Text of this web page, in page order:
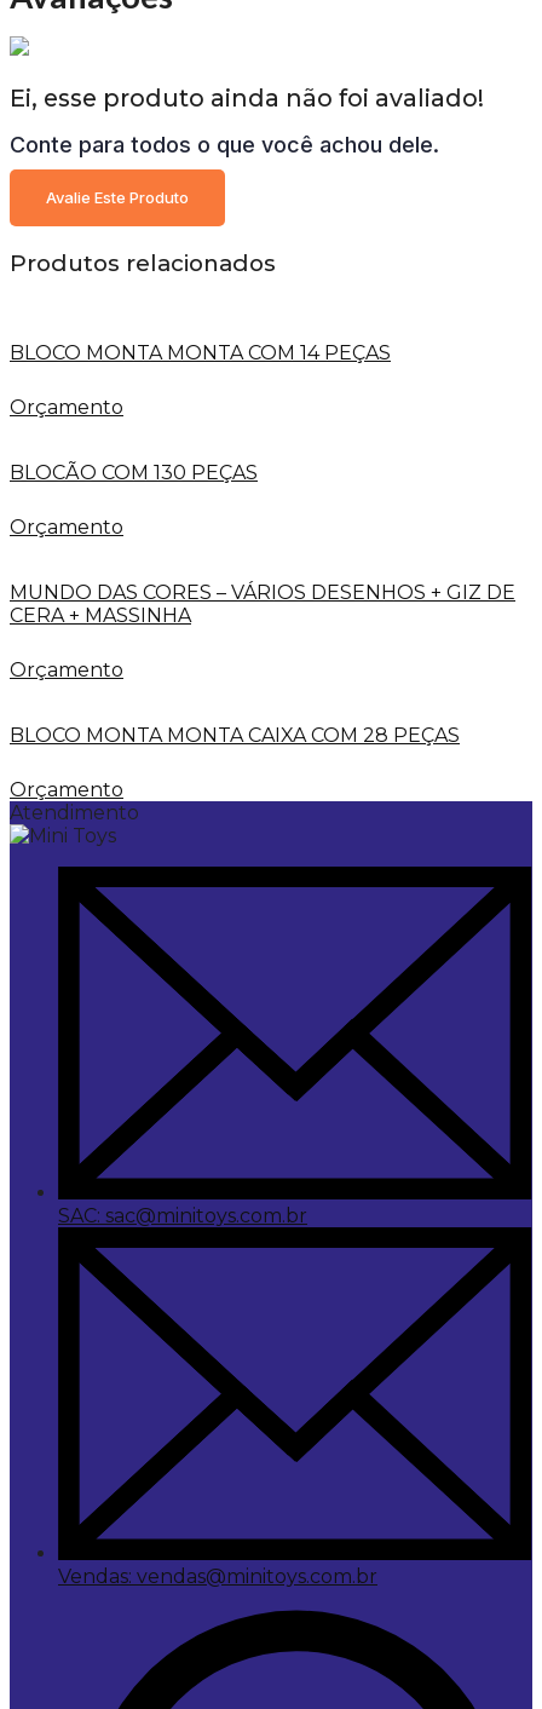
Ei, esse produto ainda não foi avaliado!
Conte para todos o que você achou dele.
Avalie Este Produto
Produtos relacionados
BLOCO MONTA MONTA COM 14 PEÇAS
Orçamento
BLOCÃO COM 130 PEÇAS
Orçamento
MUNDO DAS CORES – VÁRIOS DESENHOS + GIZ DE
CERA + MASSINHA
Orçamento
BLOCO MONTA MONTA CAIXA COM 28 PEÇAS
Orçamento
Atendimento
SAC: sac@minitoys.com.br
Vendas: vendas@minitoys.com.br